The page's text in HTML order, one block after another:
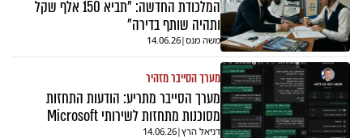
המלכודת החדשה: "תביא 150 אלף שקל
ותהיה שותף בדירה"
משה מנס|
14.06.26
מערך הסייבר מזהיר
מערך הסייבר מתריע: הודעות התחזות
מסוכנות מתחזות לשירותי Microsoft
דניאל הרץ|
14.06.26